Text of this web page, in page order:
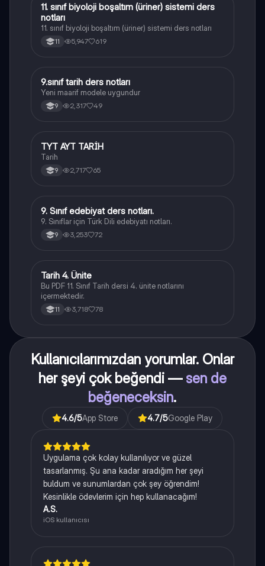
Biyoloji
11. sınıf biyoloji boşaltım (üriner) sistemi ders
notları
11. sınıf biyoloji boşaltım (üriner) sistemi ders notları
11 5,947 619
Tarih
9.sınıf tarih ders notları
Yeni maarif modele uygundur
9 2,317 49
Tarih
TYT AYT TARİH
Tarih
9 2,717 65
Türk Dili ve Edebiyatı
9. Sınıf edebiyat ders notları.
9. Sınıflar için Türk Dili edebiyatı notları.
9 3,253 72
Tarih
Tarih 4. Ünite
Bu PDF 11. Sınıf Tarih dersi 4. ünite notlarını
içermektedir.
11 3,718 78
Kullanıcılarımızdan yorumlar. Onlar
her şeyi çok beğendi — sen de
beğeneceksin.
4.6/5App Store 4.7/5Google Play
Uygulama çok kolay kullanılıyor ve güzel
tasarlanmış. Şu ana kadar aradığım her şeyi
buldum ve sunumlardan çok şey öğrendim!
Kesinlikle ödevlerim için hep kullanacağım!
A.S.
iOS kullanıcısı